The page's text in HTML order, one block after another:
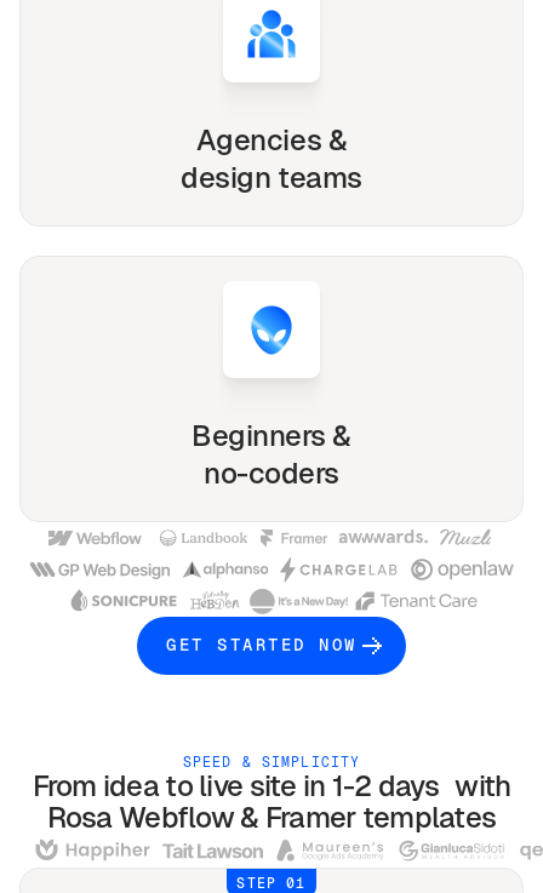
Agencies &
design teams
Beginners &
no-coders
GET STARTED NOW
SPEED & SIMPLICITY
From idea to live site in 1-2 days with
RosaWebflow & Framertemplates
STEP 01